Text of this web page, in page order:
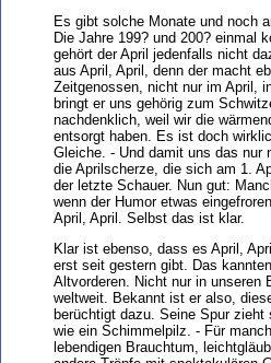
Es gibt solche Monate und noch
Die Jahre 199? und 200? einmal
gehört der April jedenfalls nicht
aus April, April, denn der macht
Zeitgenossen, nicht nur im April,
bringt er uns gehörig zum
nachdenklich, weil wir die
entsorgt haben. Es ist doch
Gleiche. - Und damit uns das nur
die Aprilscherze, die sich am 1.
der letzte Schauer. Nun gut:
wenn der Humor etwas
April, April. Selbst das ist klar.
Klar ist ebenso, dass es April,
erst seit gestern gibt. Das
Altvorderen. Nicht nur in unseren
weltweit. Bekannt ist er also,
berüchtigt dazu. Seine Spur
wie ein Schimmelpilz. - Für
lebendigen Brauchtum,